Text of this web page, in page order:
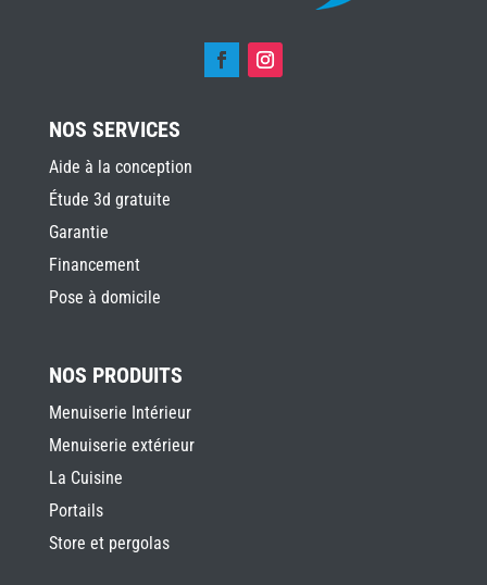
NOS SERVICES
Aide à la conception
Étude 3d gratuite
Garantie
Financement
Pose à domicile
NOS PRODUITS
Menuiserie Intérieur
Menuiserie extérieur
La Cuisine
Portails
Store et pergolas